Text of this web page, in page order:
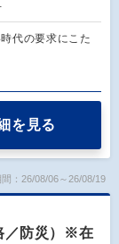
代の要求にこた
を見る
：26/08/06～26/08/19
／防災）※在